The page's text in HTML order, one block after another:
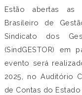
Estão abertas as
Brasileiro de
Sindicato dos
(SindGESTOR) em
evento será
2025, no Auditório
de Contas do Estado